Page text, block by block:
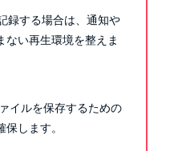
録する場合は、通知や
ない再生環境を整えま
イルを保存するための
します。